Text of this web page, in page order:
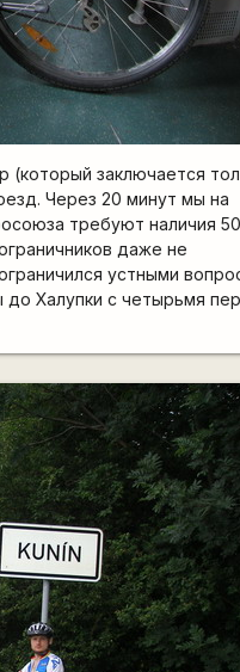
заключается
Через 20 минут мы на
требуют наличия
даже не
устными
Халупки с четырьмя